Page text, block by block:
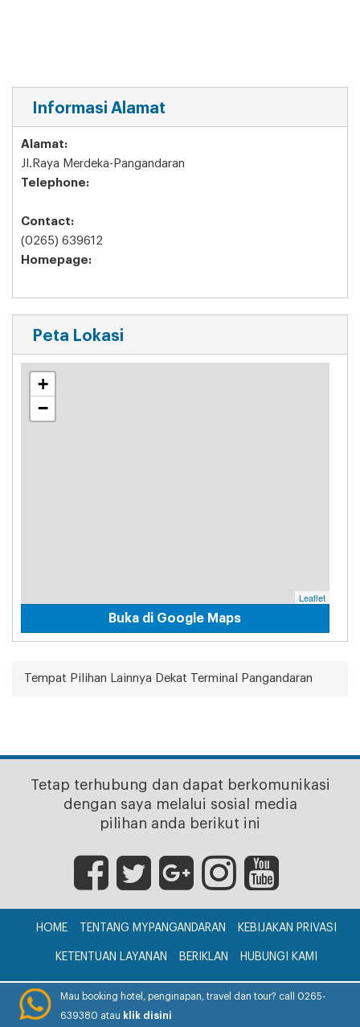
Informasi Alamat
Alamat:
Jl.Raya Merdeka-Pangandaran
Telephone:
Contact:
(0265) 639612
Homepage:
Peta Lokasi
+
−
Leaflet
Buka di Google Maps
Tempat Pilihan Lainnya Dekat Terminal Pangandaran
Tetap terhubung dan dapat berkomunikasi
dengan saya melalui sosial media
pilihan anda berikut ini
HOME TENTANG MYPANGANDARAN KEBIJAKAN PRIVASI
KETENTUAN LAYANAN BERIKLAN HUBUNGI KAMI
CV. myPangandaran © 2017
Mau booking hotel, penginapan, travel dan tour? call 0265-
639380 atau klik disini